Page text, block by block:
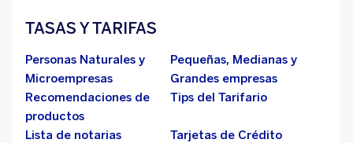
TASAS Y TARIFAS
Personas Naturales y
Microempresas
Pequeñas, Medianas y
Grandes empresas
Recomendaciones de
productos
Tips del Tarifario
Lista de notarias
Tarjetas de Crédito